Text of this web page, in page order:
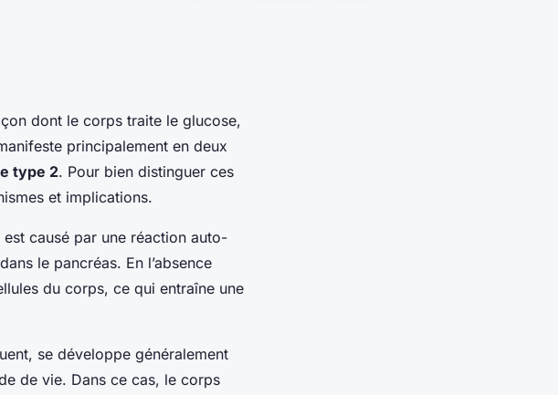
dont le corps traite le glucose,
principalement en deux
type 2. Pour bien distinguer ces
et implications.
est causé par une réaction auto-
le pancréas. En l’absence
du corps, ce qui entraîne une
se développe généralement
de vie. Dans ce cas, le corps